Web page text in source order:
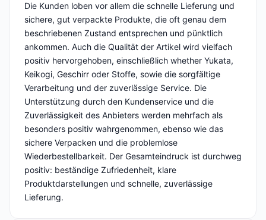
Die Kunden loben vor allem die schnelle Lieferung und
sichere, gut verpackte Produkte, die oft genau dem
beschriebenen Zustand entsprechen und pünktlich
ankommen. Auch die Qualität der Artikel wird vielfach
positiv hervorgehoben, einschließlich whether Yukata,
Keikogi, Geschirr oder Stoffe, sowie die sorgfältige
Verarbeitung und der zuverlässige Service. Die
Unterstützung durch den Kundenservice und die
Zuverlässigkeit des Anbieters werden mehrfach als
besonders positiv wahrgenommen, ebenso wie das
sichere Verpacken und die problemlose
Wiederbestellbarkeit. Der Gesamteindruck ist durchweg
positiv: beständige Zufriedenheit, klare
Produktdarstellungen und schnelle, zuverlässige
Lieferung.